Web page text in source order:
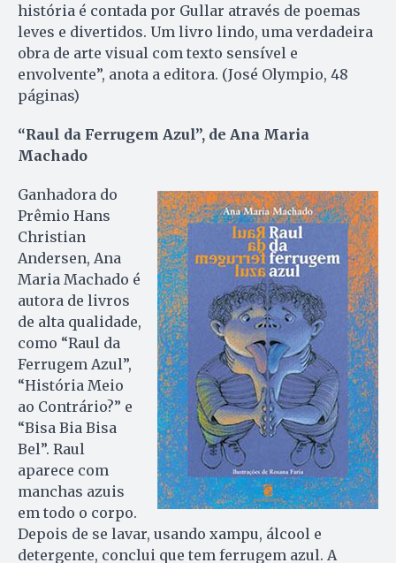
história é contada por Gullar através de poemas
leves e divertidos. Um livro lindo, uma verdadeira
obra de arte visual com texto sensível e
envolvente”, anota a editora. (José Olympio, 48
páginas)
“Raul da Ferrugem Azul”, de Ana Maria
Machado
Ganhadora do
Prêmio Hans
Chris­tian
Andersen, Ana
Maria Machado é
autora de livros
de alta qualidade,
como “Raul da
Ferrugem Azul”,
“História Meio
ao Contrário?” e
“Bisa Bia Bisa
Bel”. Raul
aparece com
manchas azuis
em todo o corpo.
Depois de se lavar, usando xampu, álcool e
detergente, conclui que tem ferrugem azul. A